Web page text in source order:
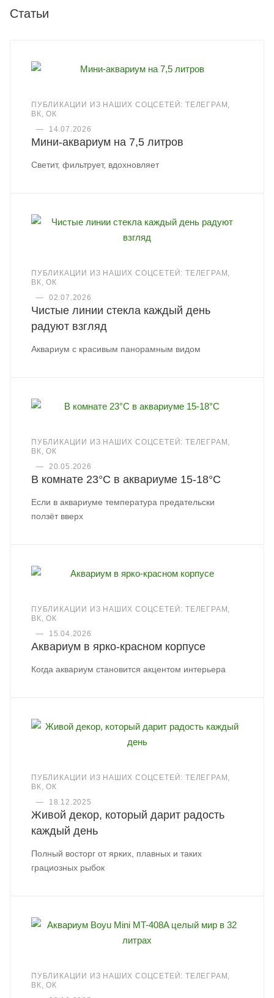
Статьи
ПУБЛИКАЦИИ ИЗ НАШИХ СОЦСЕТЕЙ: ТЕЛЕГРАМ,
ВК, ОК
—
14.07.2026
Мини-аквариум на 7,5 литров
Светит, фильтрует, вдохновляет
ПУБЛИКАЦИИ ИЗ НАШИХ СОЦСЕТЕЙ: ТЕЛЕГРАМ,
ВК, ОК
—
02.07.2026
Чистые линии стекла каждый день
радуют взгляд
Аквариум с красивым панорамным видом
ПУБЛИКАЦИИ ИЗ НАШИХ СОЦСЕТЕЙ: ТЕЛЕГРАМ,
ВК, ОК
—
20.05.2026
В комнате 23°C в аквариуме 15-18°C
Если в аквариуме температура предательски
ползёт вверх
ПУБЛИКАЦИИ ИЗ НАШИХ СОЦСЕТЕЙ: ТЕЛЕГРАМ,
ВК, ОК
—
15.04.2026
Аквариум в ярко-красном корпусе
Когда аквариум становится акцентом интерьера
ПУБЛИКАЦИИ ИЗ НАШИХ СОЦСЕТЕЙ: ТЕЛЕГРАМ,
ВК, ОК
—
18.12.2025
Живой декор, который дарит радость
каждый день
Полный восторг от ярких, плавных и таких
грациозных рыбок
ПУБЛИКАЦИИ ИЗ НАШИХ СОЦСЕТЕЙ: ТЕЛЕГРАМ,
ВК, ОК